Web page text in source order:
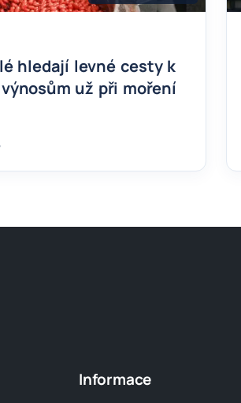
hledají levné cesty k
už při moření
Informace